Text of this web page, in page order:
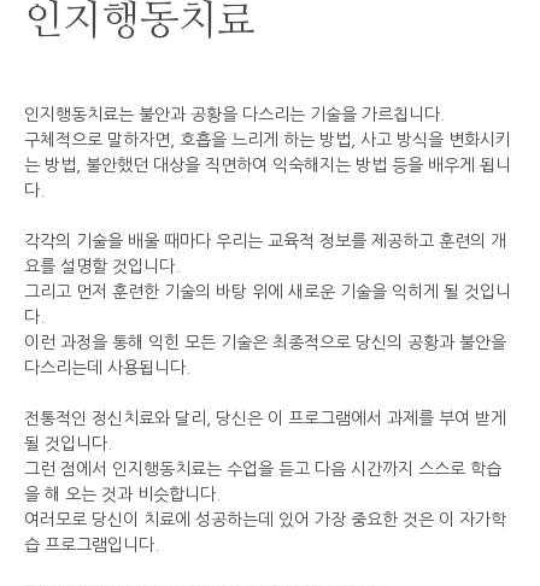
인지행동치료
인지행동치료는 불안과 공황을 다스리는 기술을 가르칩니다.
구체적으로 말하자면, 호흡을 느리게 하는 방법, 사고 방식을 변화시키
는 방법, 불안했던 대상을 직면하여 익숙해지는 방법 등을 배우게 됩니
다.
각각의 기술을 배울 때마다 우리는 교육적 정보를 제공하고 훈련의 개
요를 설명할 것입니다.
그리고 먼저 훈련한 기술의 바탕 위에 새로운 기술을 익히게 될 것입니
다.
이런 과정을 통해 익힌 모든 기술은 최종적으로 당신의 공황과 불안을
다스리는데 사용됩니다.
전통적인 정신치료와 달리, 당신은 이 프로그램에서 과제를 부여 받게
될 것입니다.
그런 점에서 인지행동치료는 수업을 듣고 다음 시간까지 스스로 학습
을 해 오는 것과 비슷합니다.
여러모로 당신이 치료에 성공하는데 있어 가장 중요한 것은 이 자가학
습 프로그램입니다.